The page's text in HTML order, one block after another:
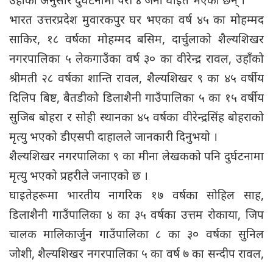
भारत उत्तरप्रदेश मुवारकपुर घर भएका वर्ष ४५ का मोहम्मद
साकिर, १८ वर्षका मोहम्मद बसिम, दार्चुलाको शैल्यशिखर
नगरपालिका ५ लेकगाउँका वर्ष ३० का वीरेन्द्र रावल, उहाँको
श्रीमती २८ वर्षका शान्ति रावल, शैल्यशिखर ९ का ४५ वर्षीय
दिलिप बिष्ट, बैतडीको डिलाशैनी गाउँपालिका ५ का १५ वर्षीय
सुजिब बोहरा र सोही स्थानका ४५ वर्षका वीरेन्द्रसिंह बोहराको
मृत्यु भएको डीएसपी दाहालले जानकारी दिनुभयो ।
शैल्यशिखर नगरपालिका ९ का मीना लेखकको पनि दुर्घटनामा
मृत्यु भएको प्रहरीले जनाएको छ ।
घाइतेहरूमा भारतीय नागरिक १७ वर्षका सोहिल साह,
डिलाशैनी गाउँपालिका ४ का ३५ वर्षका उत्तम रोकाया, जिप
चालक मालिकार्जुन गाउँपालिका ८ का ३० वर्षका सुनिल
जोशी, शैल्यशिखर नगरपालिका ५ का वर्ष ७ का सन्दीप रावल,